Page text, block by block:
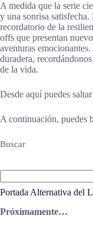
A medida que la serie
y una sonrisa
recordatorio de la
offs que presentan
aventuras
duradera,
de la vida.
Desde aquí puedes
A continuación, puedes
Buscar
Portada Alternativa del
Próximamente…